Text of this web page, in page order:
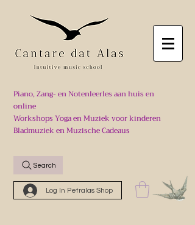
Piano, Zang- en Notenleerles aan huis en
online
Workshops Yoga en Muziek voor kinderen
Bladmuziek en Muzische Cadeaus
Search
Log In Petralas Shop